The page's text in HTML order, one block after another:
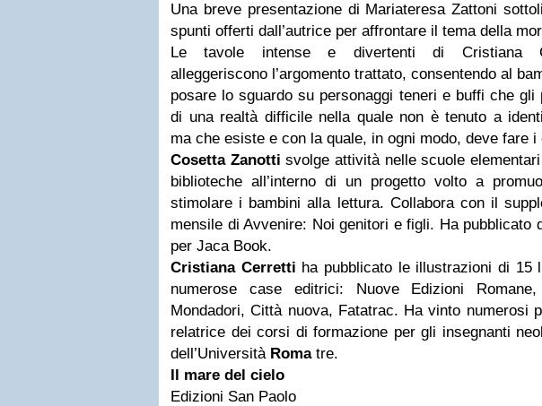
Una breve presentazione di Mariateresa Zattoni
spunti offerti dall’autrice per affrontare il tema della
Le tavole intense e divertenti di Cristiana
alleggeriscono l’argomento trattato, consentendo al
posare lo sguardo su personaggi teneri e buffi che gli
di una realtà difficile nella quale non è tenuto a
ma che esiste e con la quale, in ogni modo, deve fare i
Cosetta Zanotti svolge attività nelle scuole
biblioteche all’interno di un progetto volto a
stimolare i bambini alla lettura. Collabora con il
mensile di Avvenire: Noi genitori e figli. Ha pubblicato
per Jaca Book.
Cristiana Cerretti ha pubblicato le illustrazioni di 15
numerose case editrici: Nuove Edizioni
Mondadori, Città nuova, Fatatrac. Ha vinto numerosi
relatrice dei corsi di formazione per gli insegnanti
dell’Università Romatre.
Il mare del cielo
Edizioni San Paolo